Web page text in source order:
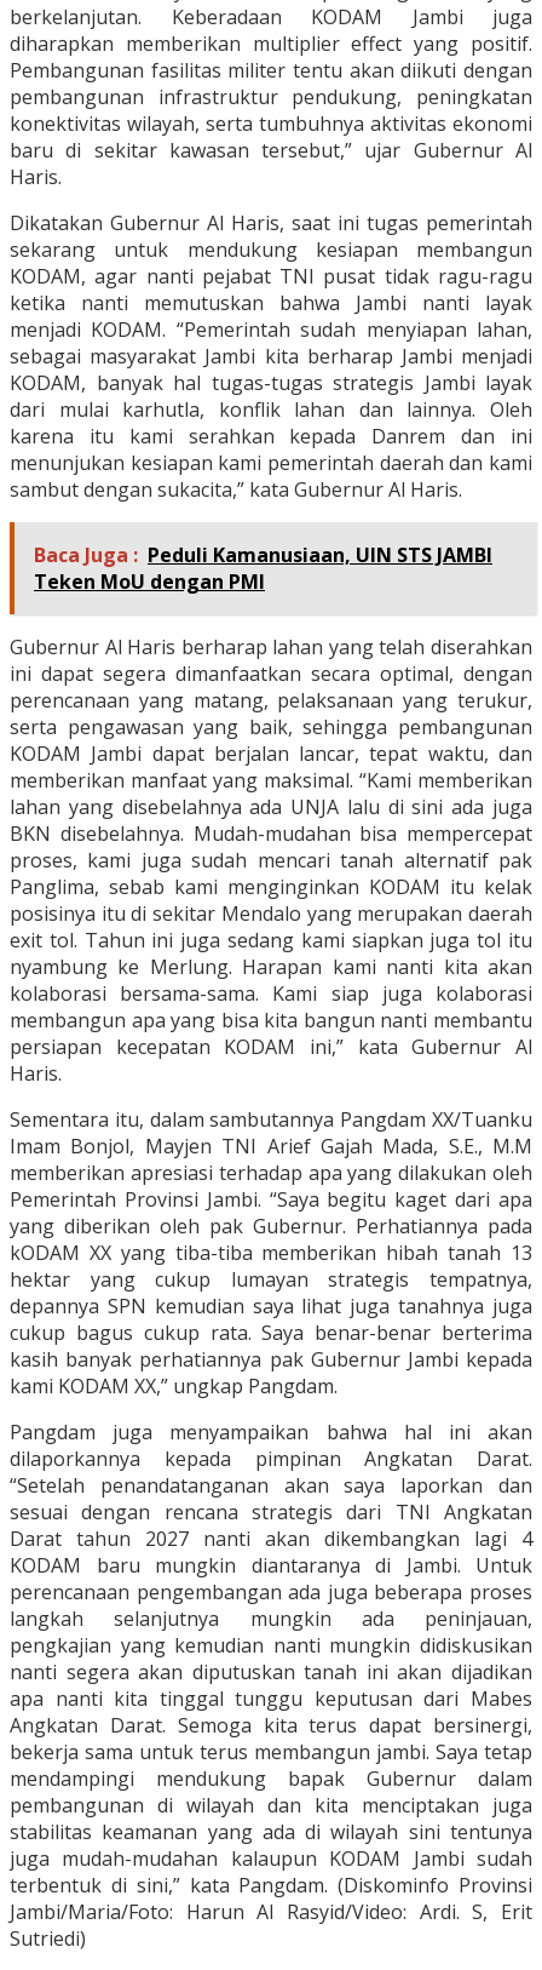
berkelanjutan. Keberadaan KODAM Jambi juga
diharapkan memberikan multiplier effect yang positif.
Pembangunan fasilitas militer tentu akan diikuti dengan
pembangunan infrastruktur pendukung, peningkatan
konektivitas wilayah, serta tumbuhnya aktivitas ekonomi
baru di sekitar kawasan tersebut,” ujar Gubernur Al
Haris.
Dikatakan Gubernur Al Haris, saat ini tugas pemerintah
sekarang untuk mendukung kesiapan membangun
KODAM, agar nanti pejabat TNI pusat tidak ragu-ragu
ketika nanti memutuskan bahwa Jambi nanti layak
menjadi KODAM. “Pemerintah sudah menyiapan lahan,
sebagai masyarakat Jambi kita berharap Jambi menjadi
KODAM, banyak hal tugas-tugas strategis Jambi layak
dari mulai karhutla, konflik lahan dan lainnya. Oleh
karena itu kami serahkan kepada Danrem dan ini
menunjukan kesiapan kami pemerintah daerah dan kami
sambut dengan sukacita,” kata Gubernur Al Haris.
Baca Juga : Peduli Kamanusiaan, UIN STS JAMBI
Teken MoU dengan PMI
Gubernur Al Haris berharap lahan yang telah diserahkan
ini dapat segera dimanfaatkan secara optimal, dengan
perencanaan yang matang, pelaksanaan yang terukur,
serta pengawasan yang baik, sehingga pembangunan
KODAM Jambi dapat berjalan lancar, tepat waktu, dan
memberikan manfaat yang maksimal. “Kami memberikan
lahan yang disebelahnya ada UNJA lalu di sini ada juga
BKN disebelahnya. Mudah-mudahan bisa mempercepat
proses, kami juga sudah mencari tanah alternatif pak
Panglima, sebab kami menginginkan KODAM itu kelak
posisinya itu di sekitar Mendalo yang merupakan daerah
exit tol. Tahun ini juga sedang kami siapkan juga tol itu
nyambung ke Merlung. Harapan kami nanti kita akan
kolaborasi bersama-sama. Kami siap juga kolaborasi
membangun apa yang bisa kita bangun nanti membantu
persiapan kecepatan KODAM ini,” kata Gubernur Al
Haris.
Sementara itu, dalam sambutannya Pangdam XX/Tuanku
Imam Bonjol, Mayjen TNI Arief Gajah Mada, S.E., M.M
memberikan apresiasi terhadap apa yang dilakukan oleh
Pemerintah Provinsi Jambi. “Saya begitu kaget dari apa
yang diberikan oleh pak Gubernur. Perhatiannya pada
kODAM XX yang tiba-tiba memberikan hibah tanah 13
hektar yang cukup lumayan strategis tempatnya,
depannya SPN kemudian saya lihat juga tanahnya juga
cukup bagus cukup rata. Saya benar-benar berterima
kasih banyak perhatiannya pak Gubernur Jambi kepada
kami KODAM XX,” ungkap Pangdam.
Pangdam juga menyampaikan bahwa hal ini akan
dilaporkannya kepada pimpinan Angkatan Darat.
“Setelah penandatanganan akan saya laporkan dan
sesuai dengan rencana strategis dari TNI Angkatan
Darat tahun 2027 nanti akan dikembangkan lagi 4
KODAM baru mungkin diantaranya di Jambi. Untuk
perencanaan pengembangan ada juga beberapa proses
langkah selanjutnya mungkin ada peninjauan,
pengkajian yang kemudian nanti mungkin didiskusikan
nanti segera akan diputuskan tanah ini akan dijadikan
apa nanti kita tinggal tunggu keputusan dari Mabes
Angkatan Darat. Semoga kita terus dapat bersinergi,
bekerja sama untuk terus membangun jambi. Saya tetap
mendampingi mendukung bapak Gubernur dalam
pembangunan di wilayah dan kita menciptakan juga
stabilitas keamanan yang ada di wilayah sini tentunya
juga mudah-mudahan kalaupun KODAM Jambi sudah
terbentuk di sini,” kata Pangdam. (Diskominfo Provinsi
Jambi/Maria/Foto: Harun Al Rasyid/Video: Ardi. S, Erit
Sutriedi)